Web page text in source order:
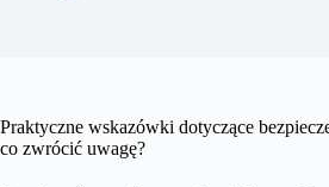
Praktyczne wskazówki dotyczące
co zwrócić uwagę?